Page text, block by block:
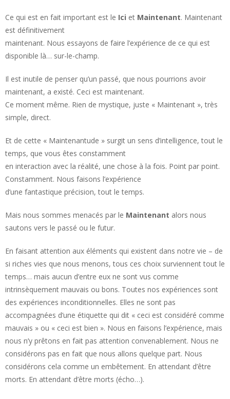
Ce qui est en fait important est le Ici et Maintenant. Maintenant
est définitivement
maintenant. Nous essayons de faire l’expérience de ce qui est
disponible là… sur-le-champ.
Il est inutile de penser qu’un passé, que nous pourrions avoir
maintenant, a existé. Ceci est maintenant.
Ce moment même. Rien de mystique, juste « Maintenant », très
simple, direct.
Et de cette « Maintenantude » surgit un sens d’intelligence, tout le
temps, que vous êtes constamment
en interaction avec la réalité, une chose à la fois. Point par point.
Constamment. Nous faisons l’expérience
d’une fantastique précision, tout le temps.
Mais nous sommes menacés par le Maintenant alors nous
sautons vers le passé ou le futur.
En faisant attention aux éléments qui existent dans notre vie – de
si riches vies que nous menons, tous ces choix surviennent tout le
temps… mais aucun d’entre eux ne sont vus comme
intrinsèquement mauvais ou bons. Toutes nos expériences sont
des expériences inconditionnelles. Elles ne sont pas
accompagnées d’une étiquette qui dit « ceci est considéré comme
mauvais » ou « ceci est bien ». Nous en faisons l’expérience, mais
nous n’y prêtons en fait pas attention convenablement. Nous ne
considérons pas en fait que nous allons quelque part. Nous
considérons cela comme un embêtement. En attendant d’être
morts. En attendant d’être morts (écho…).